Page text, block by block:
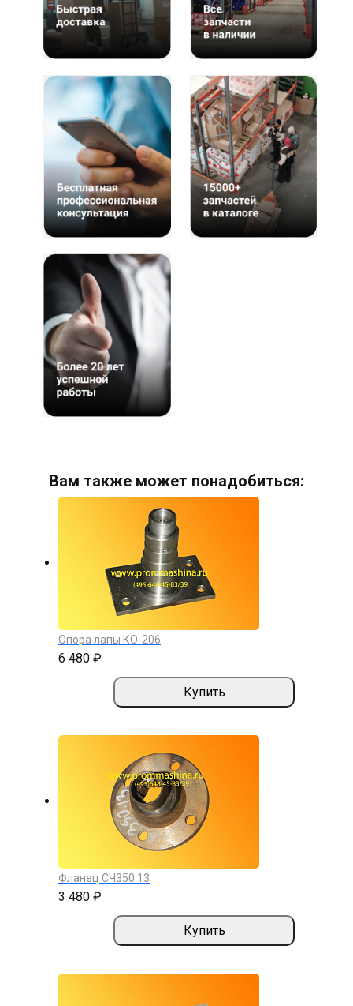
Вам также может понадобиться:
Опора лапы КО-206
6 480 ₽
Купить
Фланец СЧ350.13
3 480 ₽
Купить